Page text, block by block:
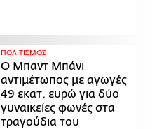
ΠΟΛΙΤΙΣΜΟΣ
Ο Μπαντ Μπάνι
αντιμέτωπος με αγωγές
49 εκατ. ευρώ για δύο
γυναικείες φωνές στα
τραγούδια του